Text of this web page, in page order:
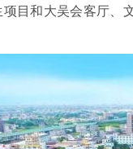
目和大吴会客厅、